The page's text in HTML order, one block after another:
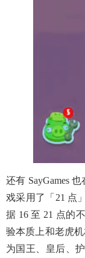
还有 SayGames
戏采用了「21 点
据 16 至 21 点的
验本质上和老虎
为国王、皇后、